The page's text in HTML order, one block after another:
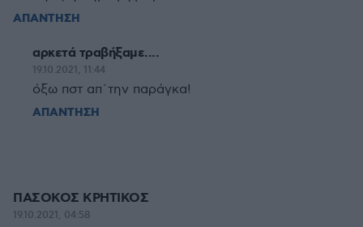
ΑΠΑΝΤΗΣΗ
αρκετά τραβήξαμε....
19.10.2021, 11:44
όξω πστ απ΄την παράγκα!
ΑΠΑΝΤΗΣΗ
ΠΑΣΟΚΟΣ ΚΡΗΤΙΚΟΣ
19.10.2021, 04:58